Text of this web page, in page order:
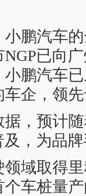
鹏汽车的
已向
鹏汽车
企，领
，预计随
及，为品
域取得里
车桩量